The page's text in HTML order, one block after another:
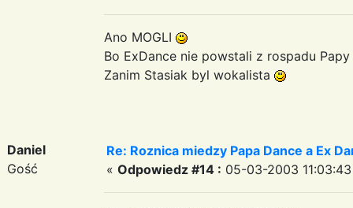
Ano MOGLI
Bo ExDance nie powstali z rospadu
Zanim Stasiak byl wokalista
Daniel
Gość
Re: Roznica miedzy Papa Dance a Ex
« Odpowiedz #14 : 05-03-2003